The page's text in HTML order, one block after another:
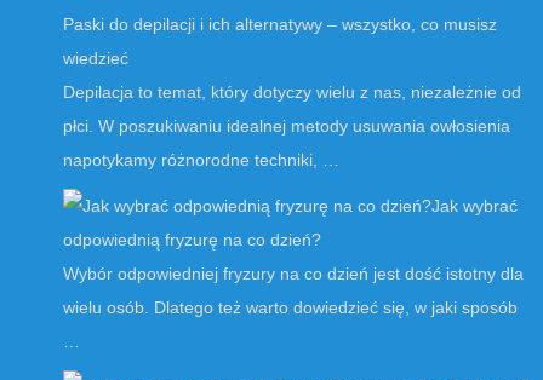
Paski do depilacji i ich alternatywy – wszystko, co musisz
wiedzieć
Depilacja to temat, który dotyczy wielu z nas, niezależnie od
płci. W poszukiwaniu idealnej metody usuwania owłosienia
napotykamy różnorodne techniki, …
Jak wybrać
odpowiednią fryzurę na co dzień?
Wybór odpowiedniej fryzury na co dzień jest dość istotny dla
wielu osób. Dlatego też warto dowiedzieć się, w jaki sposób